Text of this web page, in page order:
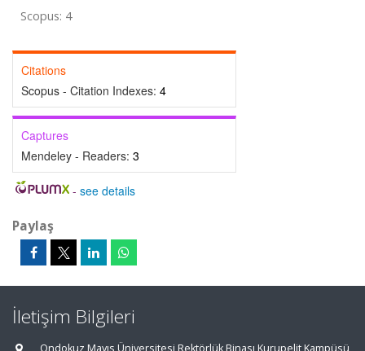
Scopus: 4
Citations
Scopus - Citation Indexes: 4
Captures
Mendeley - Readers: 3
- see details
Paylaş
İletişim Bilgileri
Ondokuz Mayıs Üniversitesi Rektörlük Binası Kurupelit Kampüsü,